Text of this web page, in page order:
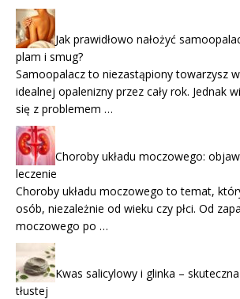
Jak prawidłowo nałożyć
plam i smug?
Samoopalacz to niezastąpiony towarzysz
idealnej opalenizny przez cały rok. Jednak
się z problemem …
Choroby układu moczowego:
leczenie
Choroby układu moczowego to temat,
osób, niezależnie od wieku czy płci. Od
moczowego po …
Kwas salicylowy i glinka –
tłustej